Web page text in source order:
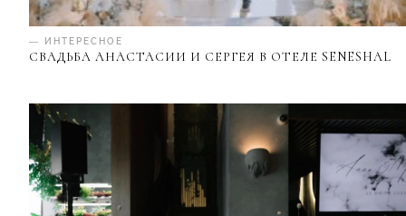
— ИНТЕРЕСНОЕ
СВАДЬБА АНАСТАСИИ И СЕРГЕЯ В ОТЕЛЕ SENESHAL